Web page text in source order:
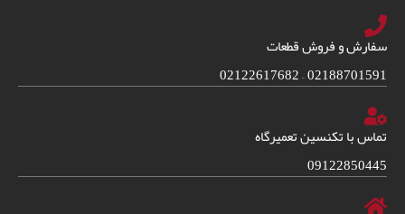
سفارش و فروش قطعات
02188701591 – 02122617682
تماس با تکنسین تعمیرگاه
09122850445